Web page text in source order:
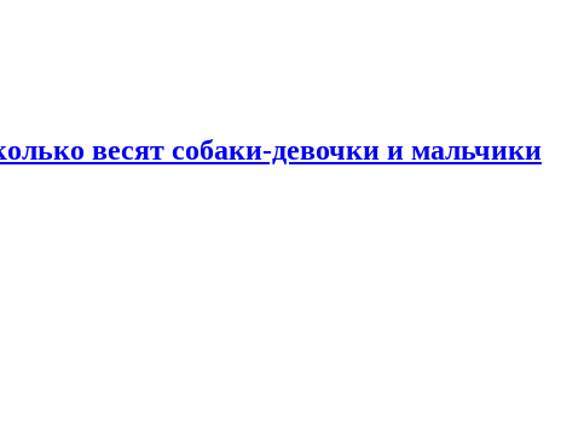
весят собаки-девочки и мальчики